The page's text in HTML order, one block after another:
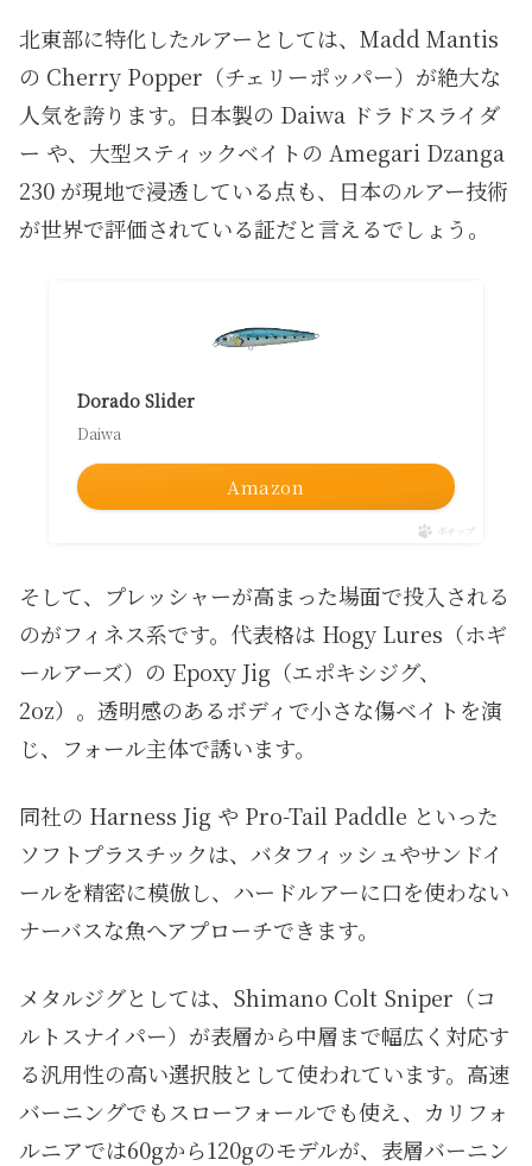
北東部に特化したルアーとしては、Madd Mantis
の Cherry Popper（チェリーポッパー）が絶大な
人気を誇ります。日本製の Daiwa ドラドスライダ
ー や、大型スティックベイトの Amegari Dzanga
230 が現地で浸透している点も、日本のルアー技術
が世界で評価されている証だと言えるでしょう。
Dorado Slider
Daiwa
Amazon
ポチップ
そして、プレッシャーが高まった場面で投入される
のがフィネス系です。代表格は Hogy Lures（ホギ
ールアーズ）の Epoxy Jig（エポキシジグ、
2oz）。透明感のあるボディで小さな傷ベイトを演
じ、フォール主体で誘います。
同社の Harness Jig や Pro-Tail Paddle といった
ソフトプラスチックは、バタフィッシュやサンドイ
ールを精密に模倣し、ハードルアーに口を使わない
ナーバスな魚へアプローチできます。
メタルジグとしては、Shimano Colt Sniper（コ
ルトスナイパー）が表層から中層まで幅広く対応す
る汎用性の高い選択肢として使われています。高速
バーニングでもスローフォールでも使え、カリフォ
ルニアでは60gから120gのモデルが、表層バーニン